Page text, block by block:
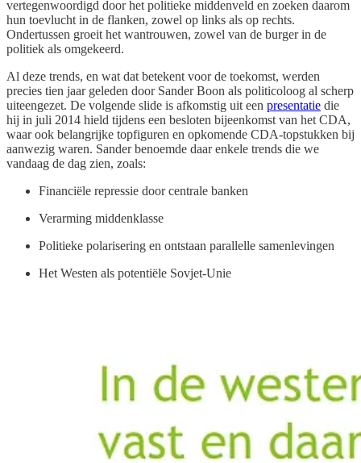
vertegenwoordigd door het politieke middenveld en zoeken daarom
hun toevlucht in de flanken, zowel op links als op rechts.
Ondertussen groeit het wantrouwen, zowel van de burger in de
politiek als omgekeerd.
Al deze trends, en wat dat betekent voor de toekomst, werden
precies tien jaar geleden door Sander Boon als politicoloog al scherp
uiteengezet. De volgende slide is afkomstig uit een presentatie die
hij in juli 2014 hield tijdens een besloten bijeenkomst van het CDA,
waar ook belangrijke topfiguren en opkomende CDA-topstukken bij
aanwezig waren. Sander benoemde daar enkele trends die we
vandaag de dag zien, zoals:
Financiële repressie door centrale banken
Verarming middenklasse
Politieke polarisering en ontstaan parallelle samenlevingen
Het Westen als potentiële Sovjet-Unie